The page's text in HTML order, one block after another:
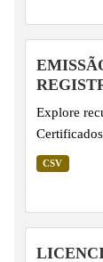
Explore
CSV